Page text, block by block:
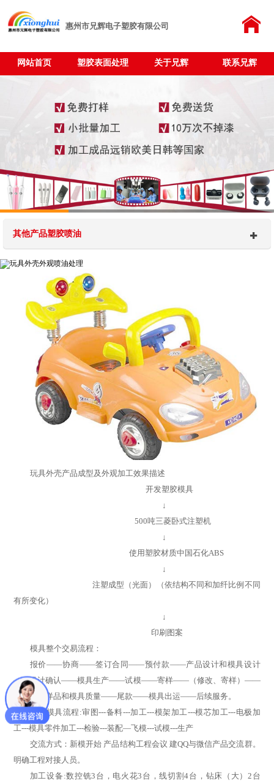
惠州市兄辉电子塑胶有限公司
网站首页 塑胶表面处理 关于兄辉 联系兄辉
其他产品塑胶喷油
玩具外壳产品成型及外观加工效果描述
开发塑胶模具
↓
500吨三菱卧式注塑机
↓
使用塑胶材质中国石化ABS
↓
注塑成型（光面）（依结构不同和加纤比例不同
有所变化）
↓
印刷图案
模具整个交易流程：
报价——协商——签订合同——预付款——产品设计和模具设计
——设计确认——模具生产——试模——寄样——（修改、寄样）——
客户认同样品和模具质量——尾款——模具出运——后续服务。
一：模具流程:审图---备料---加工---模架加工---模芯加工---电极加
工---模具零件加工---检验---装配—飞模---试模---生产
交流方式：新模开始 产品结构工程会议 建QQ与微信产品交流群。
明确工程对接人员。
加工设备:数控铣3台，电火花3台，线切割4台，钻床（大）2台